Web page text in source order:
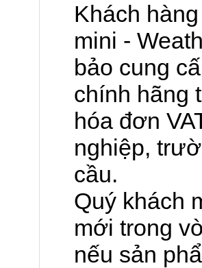
Khách
mini -
bảo cung
chính hãng
hóa đơn
nghiệp,
cầu.
Quý khách
mới trong
nếu sản